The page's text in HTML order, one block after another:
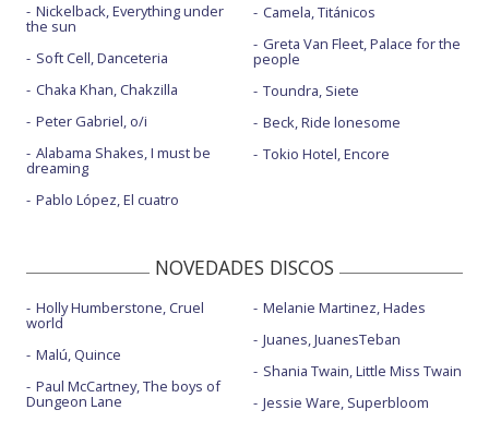
Nickelback, Everything under
the sun
Soft Cell, Danceteria
Chaka Khan, Chakzilla
Peter Gabriel, o/i
Alabama Shakes, I must be
dreaming
Pablo López, El cuatro
Camela, Titánicos
Greta Van Fleet, Palace for the
people
Toundra, Siete
Beck, Ride lonesome
Tokio Hotel, Encore
NOVEDADES DISCOS
Holly Humberstone, Cruel
world
Malú, Quince
Paul McCartney, The boys of
Dungeon Lane
Melanie Martinez, Hades
Juanes, JuanesTeban
Shania Twain, Little Miss Twain
Jessie Ware, Superbloom